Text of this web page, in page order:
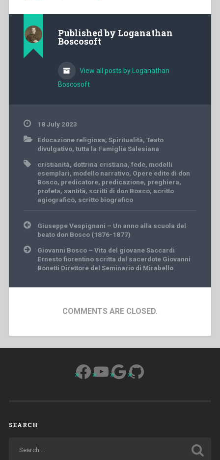
Published by Loganathan
Boscosoft
View all posts by Loganathan
Boscosoft
18 July 2023
Educazione religiosa, Spiritualità, Testo
divulgativo, tutta la Famiglia Salesiana
cristianità, dottrina cristiana, fede, modelli
esemplari, modello narrativo, Opere edite di don
Bosco, predicatore, predicazione, preghiera,
profeta, santità, scritti di don Bosco, scritto
agiografico, scritto biografico
Post
navigation
Giuseppe Vespignani – Un anno alla scuola del
beato don Bosco (1876-1877)
Giovanni Bosco – Vita del giovane Saccardi
Ernesto fiorentino scritta dal sacerdote Giovanni
Bonetti Direttore del Seminario di Mirabello
COMMENTS ARE CLOSED.
Facebook
YouTube
Google
GitHub
SEARCH